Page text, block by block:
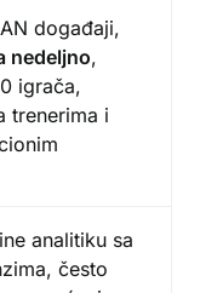
događaji,
nedeljno,
igrača,
trenerima i
analitiku sa
često